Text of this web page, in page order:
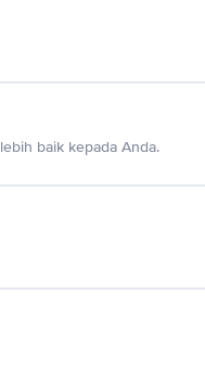
baik kepada Anda.